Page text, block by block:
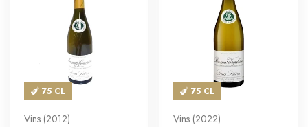
75 CL
Vins (2012)
75 CL
Vins (2022)